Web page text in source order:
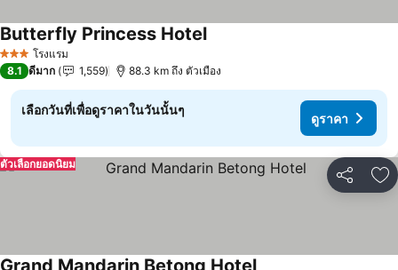
3 ดาว โรงแรม
Butterfly Princess Hotelดูราคา
8.1 ดีมาก 1,559 88.3 km ถึง ตัวเมือง
เลือกวันที่เพื่อดูราคาในวันนั้นๆ
ดูราคา
แชร์ เ
ตัวเลือกยอดนิยม
Grand Mandarin Betong Hotel